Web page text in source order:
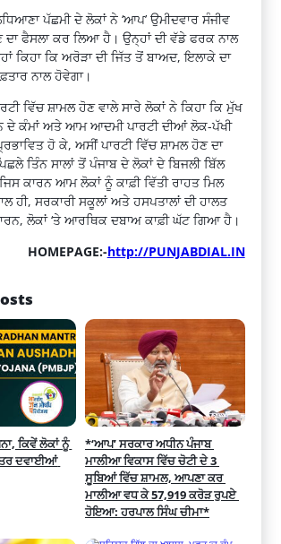
ਪੱਛਮੀ ਦੇ ਲੋਕਾਂ ਨੇ ‘ਆਪ’ ਉਮੀਦਵਾਰ ਸੰਜੀਵ
ਦਾ ਫੈਸਲਾ ਕਰ ਲਿਆ ਹੈ। ਉਨ੍ਹਾਂ ਦੀ ਵੱਡੇ ਫਰਕ ਨਾਲ
ਕਿਹਾ ਕਿ ਅਰੋੜਾ ਦੀ ਜਿੱਤ ਤੋਂ ਬਾਅਦ, ਇਲਾਕੇ ਦਾ
ਨਾਲ ਹੋਵੇਗਾ।
ਵਿੱਚ ਸ਼ਾਮਲ ਹੋਣ ਵਾਲੇ ਸਾਰੇ ਲੋਕਾਂ ਨੇ ਕਿਹਾ ਕਿ ਮੁੱਖ
ਦੇ ਕੰਮਾਂ ਅਤੇ ਆਮ ਆਦਮੀ ਪਾਰਟੀ ਦੀਆਂ ਲੋਕ-ਪੱਖੀ
ਹੋ ਕੇ, ਅਸੀਂ ਪਾਰਟੀ ਵਿੱਚ ਸ਼ਾਮਲ ਹੋਣ ਦਾ
ਤਿੰਨ ਸਾਲਾਂ ਤੋਂ ਪੰਜਾਬ ਦੇ ਲੋਕਾਂ ਦੇ ਬਿਜਲੀ ਬਿੱਲ
ਕਾਰਨ ਆਮ ਲੋਕਾਂ ਨੂੰ ਕਾਫ਼ੀ ਵਿੱਤੀ ਰਾਹਤ ਮਿਲ
ਹੀ, ਸਰਕਾਰੀ ਸਕੂਲਾਂ ਅਤੇ ਹਸਪਤਾਲਾਂ ਦੀ ਹਾਲਤ
ਲੋਕਾਂ ‘ਤੇ ਆਰਥਿਕ ਦਬਾਅ ਕਾਫ਼ੀ ਘੱਟ ਗਿਆ ਹੈ।
HOMEPAGE:-http://PUNJABDIAL.IN
ਕਿਵੇਂ ਲੋਕਾਂ ਨੂੰ
ਦਵਾਈਆਂ
*‘ਆਪ’ ਸਰਕਾਰ ਅਧੀਨ ਪੰਜਾਬ
ਮਾਲੀਆ ਵਿਕਾਸ ਵਿੱਚ ਚੋਟੀ ਦੇ 3
ਸੂਬਿਆਂ ਵਿੱਚ ਸ਼ਾਮਲ, ਆਪਣਾ ਕਰ
ਮਾਲੀਆ ਵਧ ਕੇ 57,919 ਕਰੋੜ ਰੁਪਏ
ਹੋਇਆ: ਹਰਪਾਲ ਸਿੰਘ ਚੀਮਾ*